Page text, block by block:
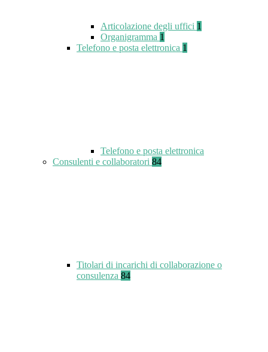
Articolazione degli uffici 1
Organigramma 1
Telefono e posta elettronica 1
Telefono e posta elettronica
Consulenti e collaboratori 84
Titolari di incarichi di collaborazione o
consulenza 84